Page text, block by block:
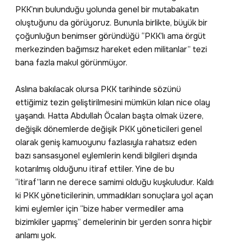
PKK’nın bulunduğu yolunda genel bir mutabakatın
oluştuğunu da görüyoruz. Bununla birlikte, büyük bir
çoğunluğun benimser göründüğü “PKK’lı ama örgüt
merkezinden bağımsız hareket eden militanlar” tezi
bana fazla makul görünmüyor.
Aslına bakılacak olursa PKK tarihinde sözünü
ettiğimiz tezin geliştirilmesini mümkün kılan nice olay
yaşandı. Hatta Abdullah Öcalan başta olmak üzere,
değişik dönemlerde değişik PKK yöneticileri genel
olarak geniş kamuoyunu fazlasıyla rahatsız eden
bazı sansasyonel eylemlerin kendi bilgileri dışında
kotarılmış olduğunu itiraf ettiler. Yine de bu
“itiraf”ların ne derece samimi olduğu kuşkuludur. Kaldı
ki PKK yöneticilerinin, ummadıkları sonuçlara yol açan
kimi eylemler için “bize haber vermediler ama
bizimkiler yapmış” demelerinin bir yerden sonra hiçbir
anlamı yok.